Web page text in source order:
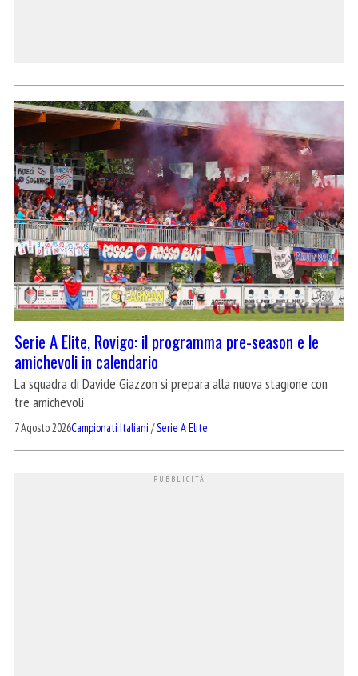
Serie A Elite, Rovigo: il programma pre-season e le
amichevoli in calendario
La squadra di Davide Giazzon si prepara alla nuova stagione con
tre amichevoli
7 Agosto 2026Campionati Italiani /Serie A Elite